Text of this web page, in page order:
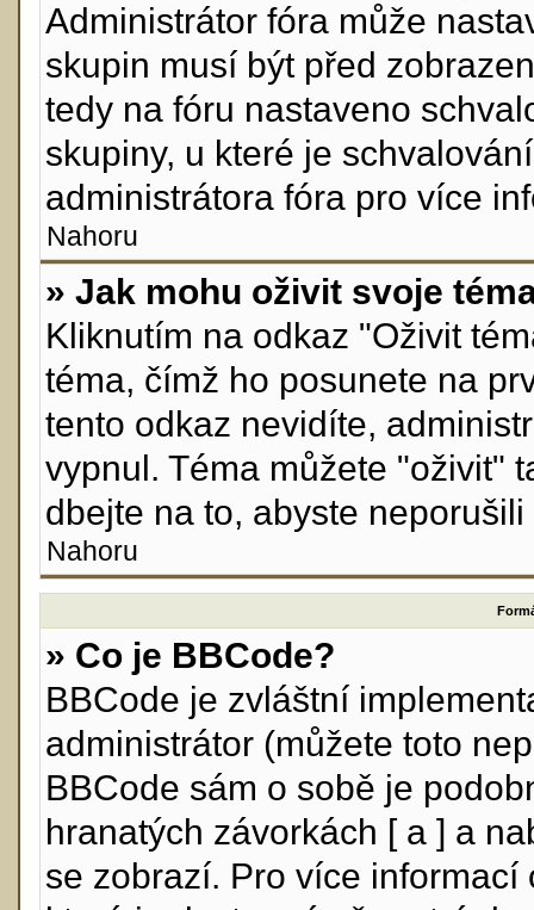
Administrátor fóra může
skupin musí být před
tedy na fóru nastaveno
skupiny, u které je
administrátora fóra pro více
Nahoru
» Jak mohu oživit svoje
Kliknutím na odkaz "Oživit
téma, čímž ho posunete na
tento odkaz nevidíte,
vypnul. Téma můžete "oživit"
dbejte na to, abyste
Nahoru
» Co je BBCode?
BBCode je zvláštní
administrátor (můžete toto
BBCode sám o sobě je
hranatých závorkách [ a ] a
se zobrazí. Pro více